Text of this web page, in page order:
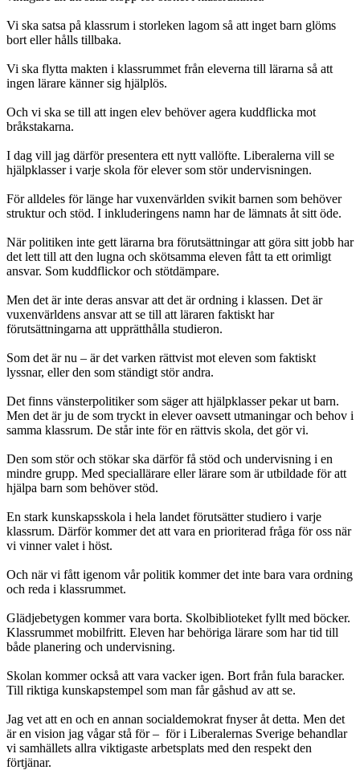
Vi ska satsa på klassrum i storleken lagom så att inget barn glöms
bort eller hålls tillbaka.
Vi ska flytta makten i klassrummet från eleverna till lärarna så att
ingen lärare känner sig hjälplös.
Och vi ska se till att ingen elev behöver agera kuddflicka mot
bråkstakarna.
I dag vill jag därför presentera ett nytt vallöfte. Liberalerna vill se
hjälpklasser i varje skola för elever som stör undervisningen.
För alldeles för länge har vuxenvärlden svikit barnen som behöver
struktur och stöd. I inkluderingens namn har de lämnats åt sitt öde.
När politiken inte gett lärarna bra förutsättningar att göra sitt jobb har
det lett till att den lugna och skötsamma eleven fått ta ett orimligt
ansvar. Som kuddflickor och stötdämpare.
Men det är inte deras ansvar att det är ordning i klassen. Det är
vuxenvärldens ansvar att se till att läraren faktiskt har
förutsättningarna att upprätthålla studieron.
Som det är nu – är det varken rättvist mot eleven som faktiskt
lyssnar, eller den som ständigt stör andra.
Det finns vänsterpolitiker som säger att hjälpklasser pekar ut barn.
Men det är ju de som tryckt in elever oavsett utmaningar och behov i
samma klassrum. De står inte för en rättvis skola, det gör vi.
Den som stör och stökar ska därför få stöd och undervisning i en
mindre grupp. Med speciallärare eller lärare som är utbildade för att
hjälpa barn som behöver stöd.
En stark kunskapsskola i hela landet förutsätter studiero i varje
klassrum. Därför kommer det att vara en prioriterad fråga för oss när
vi vinner valet i höst.
Och när vi fått igenom vår politik kommer det inte bara vara ordning
och reda i klassrummet.
Glädjebetygen kommer vara borta. Skolbiblioteket fyllt med böcker.
Klassrummet mobilfritt. Eleven har behöriga lärare som har tid till
både planering och undervisning.
Skolan kommer också att vara vacker igen. Bort från fula baracker.
Till riktiga kunskapstempel som man får gåshud av att se.
Jag vet att en och en annan socialdemokrat fnyser åt detta. Men det
är en vision jag vågar stå för – för i Liberalernas Sverige behandlar
vi samhällets allra viktigaste arbetsplats med den respekt den
förtjänar.